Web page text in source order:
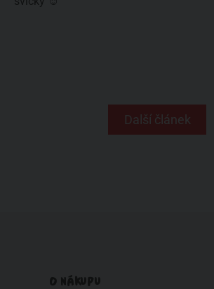
Další článek
O NÁKUPU